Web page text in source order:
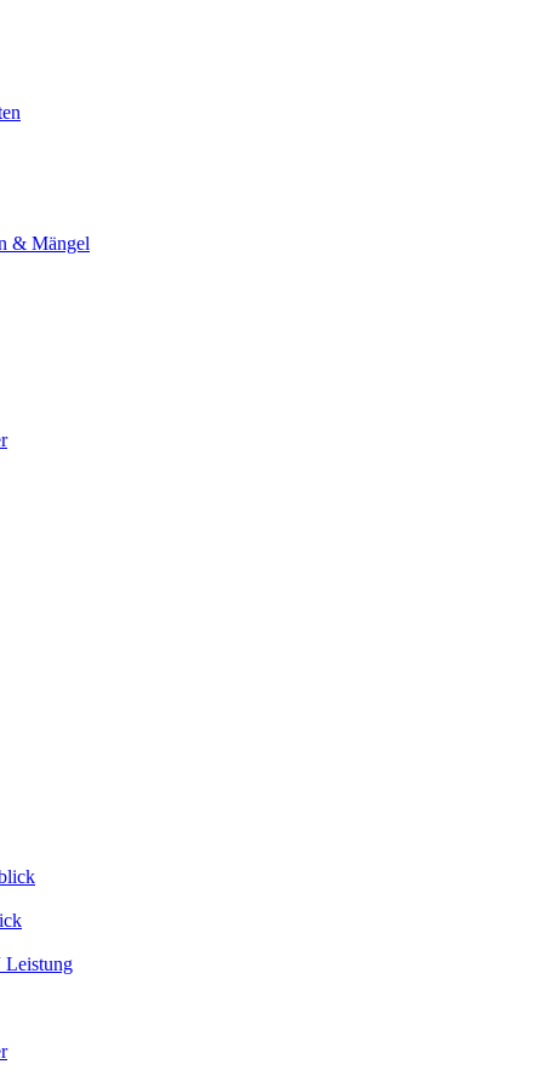
& Mängel
Leistung